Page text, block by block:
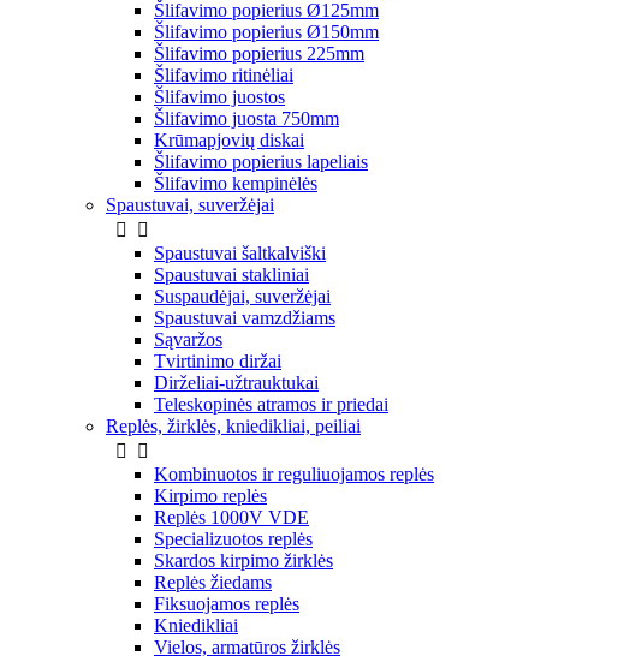
Šlifavimo popierius Ø125mm
Šlifavimo popierius Ø150mm
Šlifavimo popierius 225mm
Šlifavimo ritinėliai
Šlifavimo juostos
Šlifavimo juosta 750mm
Krūmapjovių diskai
Šlifavimo popierius lapeliais
Šlifavimo kempinėlės
Spaustuvai, suveržėjai


Spaustuvai šaltkalviški
Spaustuvai stakliniai
Suspaudėjai, suveržėjai
Spaustuvai vamzdžiams
Sąvaržos
Tvirtinimo diržai
Dirželiai-užtrauktukai
Teleskopinės atramos ir priedai
Replės, žirklės, kniedikliai, peiliai


Kombinuotos ir reguliuojamos replės
Kirpimo replės
Replės 1000V VDE
Specializuotos replės
Skardos kirpimo žirklės
Replės žiedams
Fiksuojamos replės
Kniedikliai
Vielos, armatūros žirklės